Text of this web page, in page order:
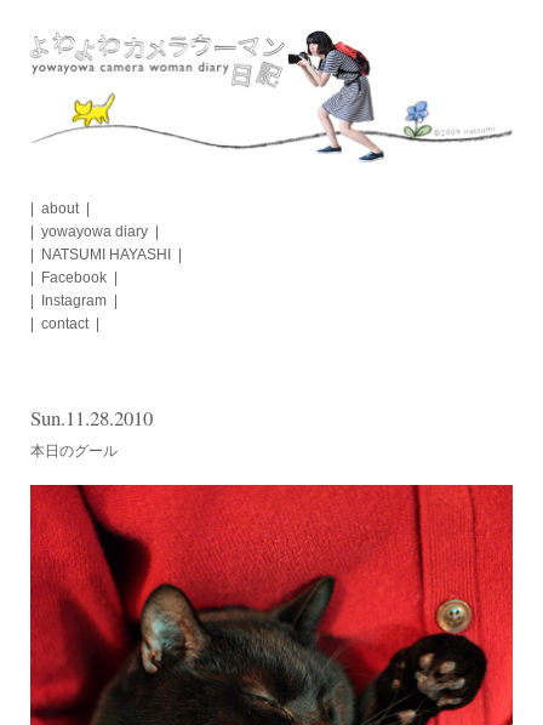
content
about
yowayowa diary
NATSUMI HAYASHI
Facebook
Instagram
contact
Sun.11.28.2010
本日のグール